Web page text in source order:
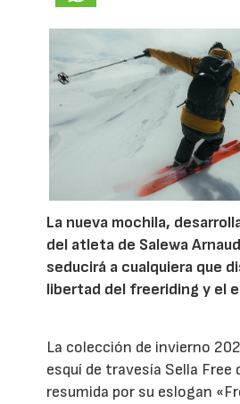
La nueva mochila,
del atleta de Salewa
seducirá a cualquiera que
libertad del freeriding y el
La colección de invierno
esquí de travesía Sella Free
resumida por su eslogan